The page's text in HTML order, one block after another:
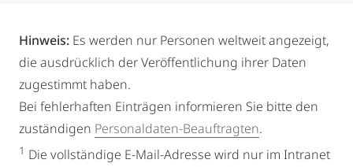
Hinweis: Es werden nur Personen weltweit angezeigt,
die ausdrücklich der Veröffentlichung ihrer Daten
zugestimmt haben.
Bei fehlerhaften Einträgen informieren Sie bitte den
zuständigen Personaldaten-Beauftragten.
1 Die vollständige E-Mail-Adresse wird nur im Intranet